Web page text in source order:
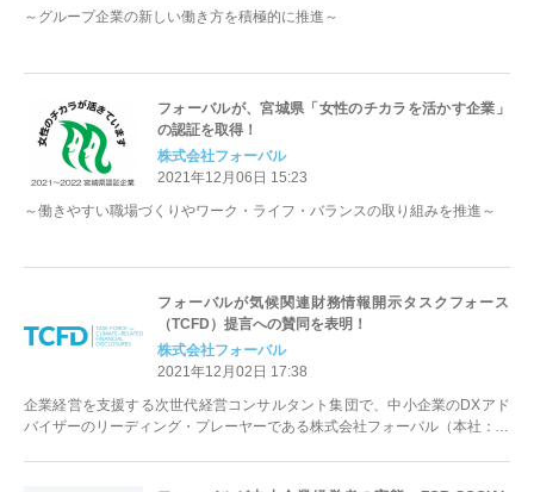
～グループ企業の新しい働き方を積極的に推進～
フォーバルが、宮城県「女性のチカラを活かす企業」
の認証を取得！
株式会社フォーバル
2021年12月06日 15:23
～働きやすい職場づくりやワーク・ライフ・バランスの取り組みを推進～
フォーバルが気候関連財務情報開示タスクフォース
（TCFD）提言への賛同を表明！
株式会社フォーバル
2021年12月02日 17:38
企業経営を支援する次世代経営コンサルタント集団で、中小企業のDXアド
バイザーのリーディング・プレーヤーである株式会社フォーバル（本社：東